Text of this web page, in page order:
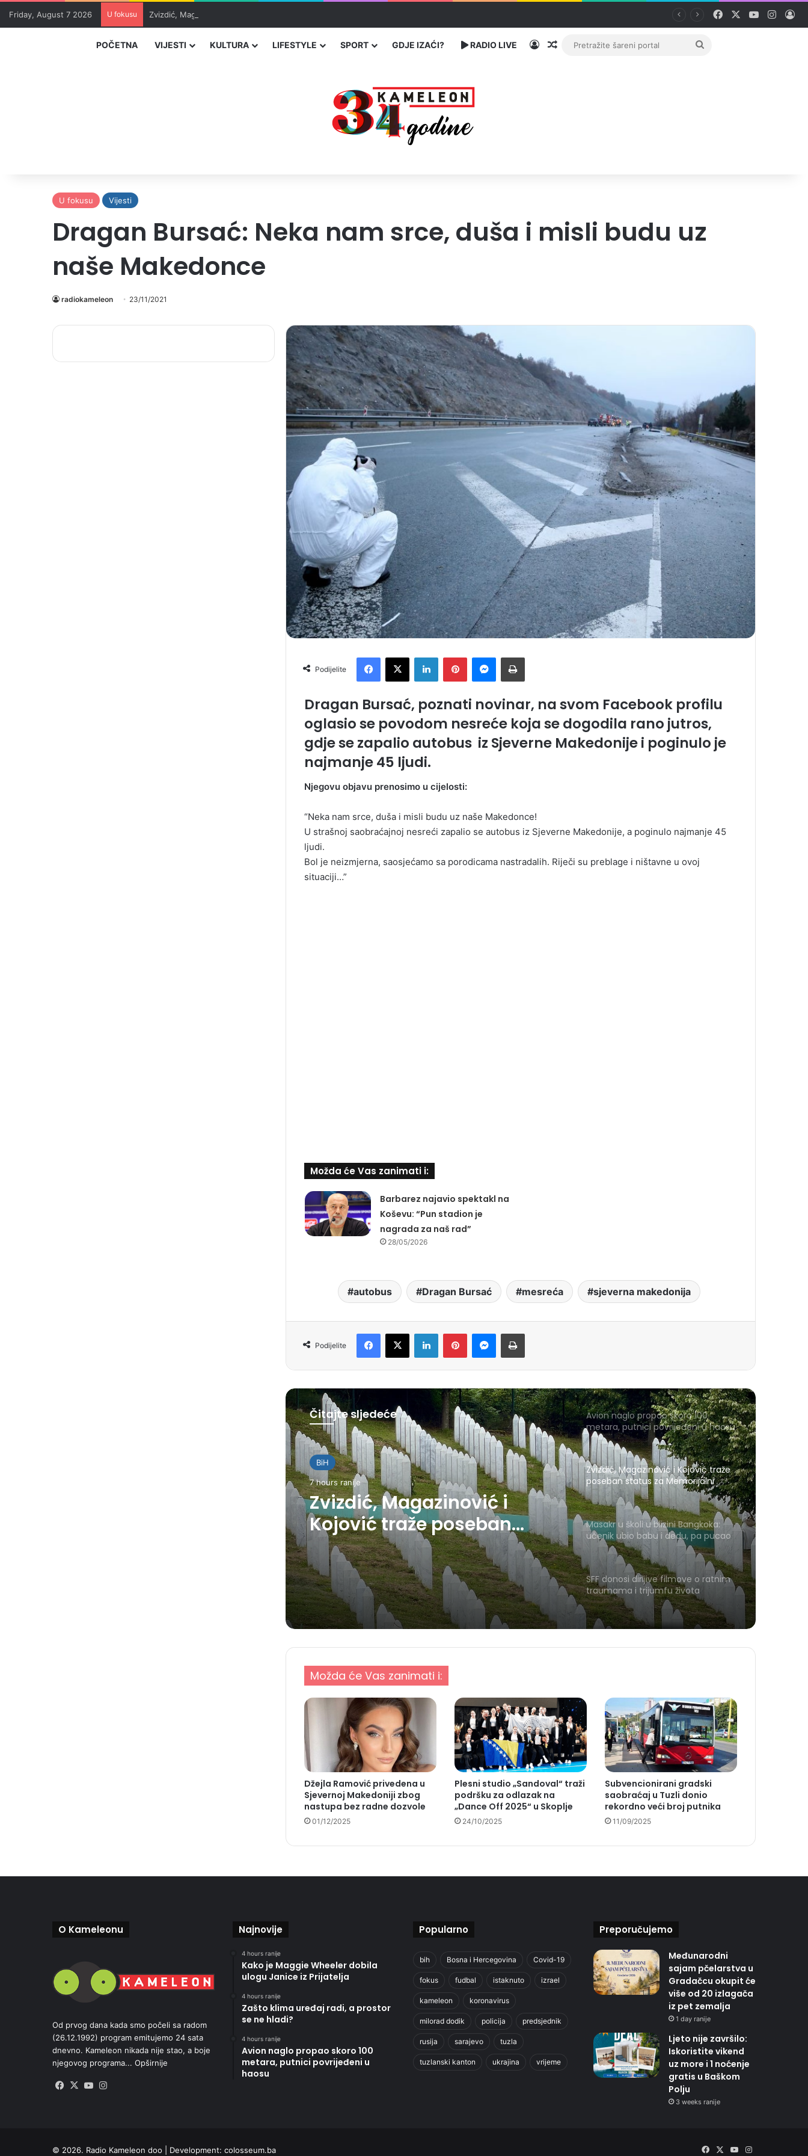
Friday, August 7 2026 U fokusu Zvizdić, Magazinović i Kojović traže poseban status za Memorijalni centar Srebrenica Facebook YouTube
POČETNA VIJESTI KULTURA LIFESTYLE SPORT GDJE IZAĆI? RADIO LIVE PrijavaRandom članak
Pretražite
U fokusu Vijesti
Dragan Bursać: Neka nam srce, duša i misli budu uz
naše Makedonce
radiokameleon 23/11/2021
Podijelite
Dragan Bursać, poznati novinar, na svom Facebook profilu
oglasio se povodom nesreće koja se dogodila rano jutros,
gdje se zapalio autobus iz Sjeverne Makedonije i poginulo je
najmanje 45 ljudi.
Njegovu objavu prenosimo u cijelosti:
“Neka nam srce, duša i misli budu uz naše Makedonce!
U strašnoj saobraćajnoj nesreći zapalio se autobus iz Sjeverne Makedonije, a poginulo najmanje 45
ljudi.
Bol je neizmjerna, saosjećamo sa porodicama nastradalih. Riječi su preblage i ništavne u ovoj
situaciji…”
Možda će Vas zanimati i:
Barbarez najavio spektakl na
Koševu: “Pun stadion je
nagrada za naš rad”
28/05/2026
autobus Dragan Bursać mesreća sjeverna makedonija
Podijelite
Čitajte sljedeće
BiH
7 hours ranije
Zvizdić, Magazinović i
Kojović traže poseban
status za Memorijalni
centar Srebrenica
Avion naglo propao skoro 100
metara, putnici povrijeđeni u haosu
Zvizdić, Magazinović i Kojović traže
poseban status za Memorijalni
centar Srebrenica
Masakr u školi u blizini Bangkoka:
učenik ubio babu i dedu, pa pucao
na nastavnike i đake
SFF donosi dirljive filmove o ratnim
traumama i trijumfu života
Možda će Vas zanimati i:
Džejla Ramović privedena u
Sjevernoj Makedoniji zbog
nastupa bez radne dozvole
01/12/2025
Plesni studio „Sandoval“ traži
podršku za odlazak na
„Dance Off 2025“ u Skoplje
24/10/2025
Subvencionirani gradski
saobraćaj u Tuzli donio
rekordno veći broj putnika
11/09/2025
O Kameleonu
Od prvog dana kada smo počeli sa radom
(26.12.1992) program emitujemo 24 sata
dnevno. Kameleon nikada nije stao, a boje
njegovog programa... Opširnije
Facebook
X YouTube
Najnovije
4 hours ranije
Kako je Maggie Wheeler dobila
ulogu Janice iz Prijatelja
4 hours ranije
Zašto klima uređaj radi, a prostor
se ne hladi?
4 hours ranije
Avion naglo propao skoro 100
metara, putnici povrijeđeni u
haosu
Popularno
bih Bosna i Hercegovina Covid-19
fokus fudbal istaknuto izrael
kameleon koronavirus
milorad dodik policija predsjednik
rusija sarajevo tuzla
tuzlanski kanton ukrajina vrijeme
Preporučujemo
Međunarodni
sajam pčelarstva u
Gradačcu okupit će
više od 20 izlagača
iz pet zemalja
1 day ranije
Ljeto nije završilo:
Iskoristite vikend
uz more i 1 noćenje
gratis u Baškom
Polju
3 weeks ranije
© 2026. Radio Kameleon doo | Development: colosseum.ba FacebookYouTubeInstagram